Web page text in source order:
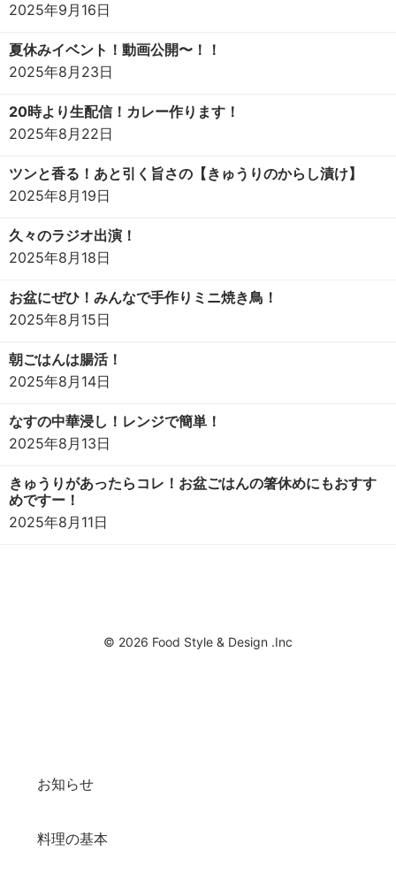
2025年9月16日
夏休みイベント！動画公開〜！！
2025年8月23日
20時より生配信！カレー作ります！
2025年8月22日
ツンと香る！あと引く旨さの【きゅうりのからし漬け】
2025年8月19日
久々のラジオ出演！
2025年8月18日
お盆にぜひ！みんなで手作りミニ焼き鳥！
2025年8月15日
朝ごはんは腸活！
2025年8月14日
なすの中華浸し！レンジで簡単！
2025年8月13日
きゅうりがあったらコレ！お盆ごはんの箸休めにもおすす
めですー！
2025年8月11日
© 2026 Food Style & Design .Inc
お知らせ
料理の基本